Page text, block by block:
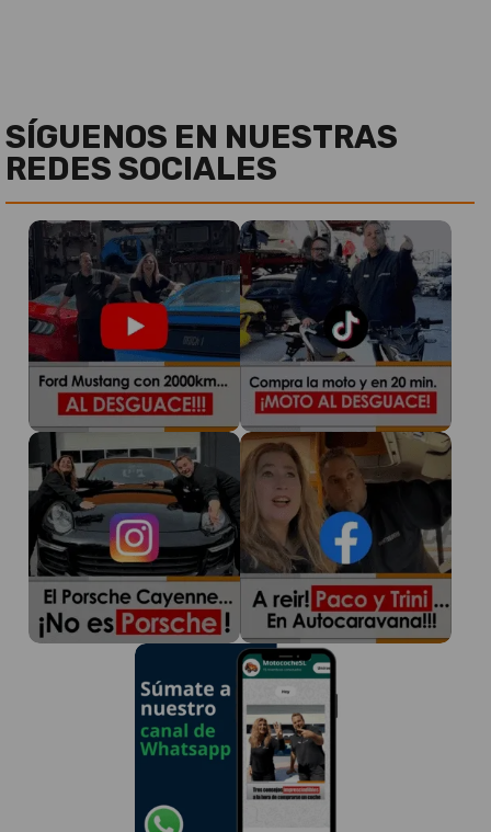
SÍGUENOS EN NUESTRAS
REDES SOCIALES